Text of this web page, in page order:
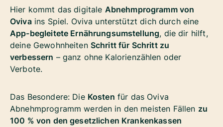
Hier kommt das digitale Abnehmprogramm von
Ovivains Spiel. Oviva unterstützt dich durch eine
App-begleitete Ernährungsumstellung, die dir hilft,
deine Gewohnheiten Schritt für Schritt zu
verbessern – ganz ohne Kalorienzählen oder
Verbote.
Das Besondere: Die Kosten für das Oviva
Abnehmprogramm werden in den meisten Fällen zu
100 % von den gesetzlichen Krankenkassen